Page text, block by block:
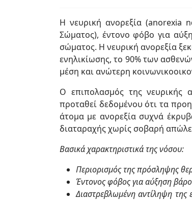
Η νευρική ανορεξία (anorexia
Σώματος), έντονο φόβο για
σώματος. Η νευρική ανορεξία
ενηλικίωσης, το 90% των
μέση και ανώτερη
Ο επιπολασμός της νευρικής
προταθεί δεδομένου ότι τα
άτομα με ανορεξία συχνά
διαταραχής χωρίς σοβαρή
Βασικά χαρακτηριστικά της νόσου:
Περιορισμός της πρόσληψης
Έντονος φόβος για αύξηση
Διαστρεβλωμένη αντίληψη της